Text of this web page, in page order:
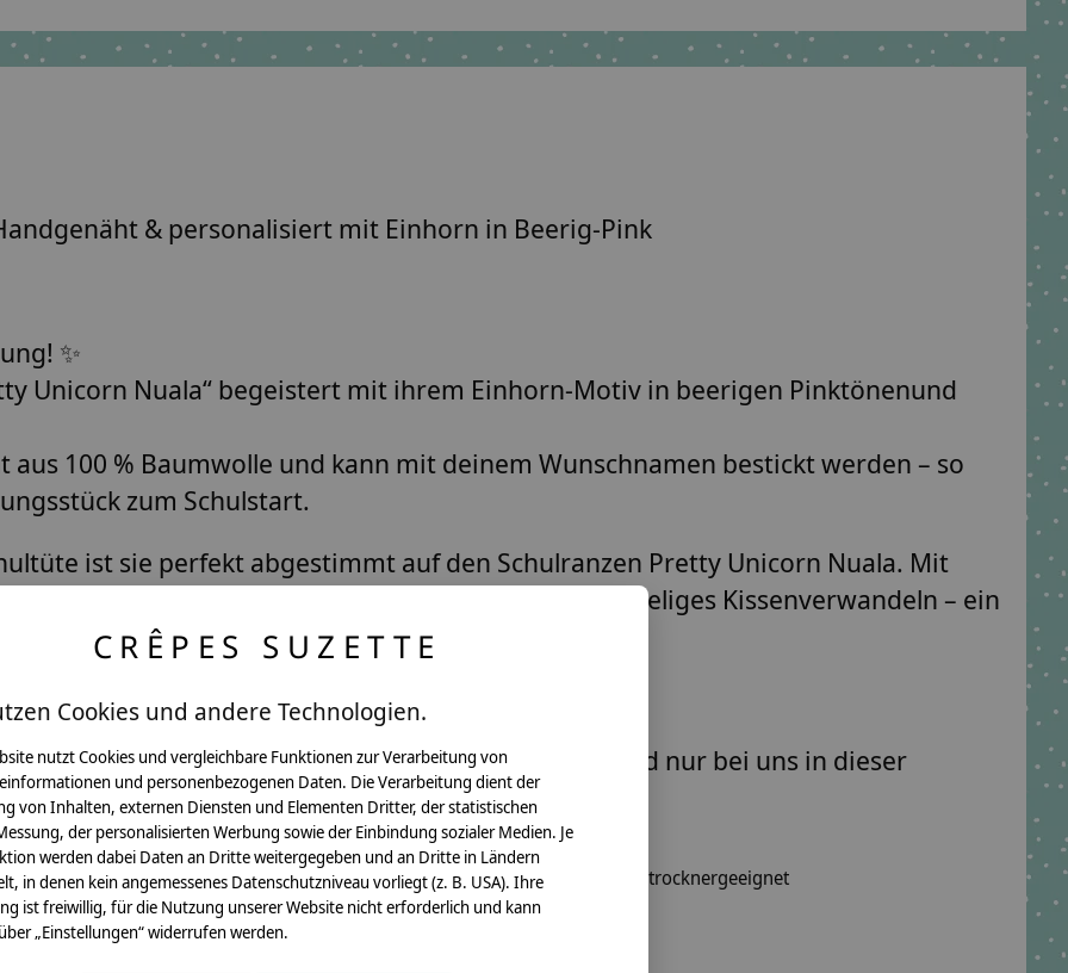
& personalisiert mit Einhorn in Beerig-Pink
✨
Unicorn Nuala“begeistert mit ihrem Einhorn-Motivin beerigen Pinktönenund
aus 100 % Baumwolle und kann mit deinem Wunschnamen besticktwerden – so
zum Schulstart.
ist sie perfekt abgestimmt auf den Schulranzen Pretty Unicorn Nuala. Mit
kuscheliges Kissenverwandeln – ein
hinaus.
traumhaft schön und kindgerecht gestaltet.
personalisierte Schultüte Einhorn, liebevoll genäht und nur bei uns in dieser
Pflegehinweis:
Waschbar bei 30°C Schonwäsche, nicht trocknergeeignet
Sicherheitshinweise:
CRÊPES SUZETTE
Cookies und andere Technologien.
nutzt Cookies und vergleichbare Funktionen zur Verarbeitung von
und personenbezogenen Daten. Die Verarbeitung dient der
von Inhalten, externen Diensten und Elementen Dritter, der statistischen
der personalisierten Werbung sowie der Einbindung sozialer Medien. Je
werden dabei Daten an Dritte weitergegeben und an Dritte in Ländern
in denen kein angemessenes Datenschutzniveau vorliegt (z. B. USA). Ihre
ist freiwillig, für die Nutzung unserer Website nicht erforderlich und kann
„Einstellungen“ widerrufen werden.